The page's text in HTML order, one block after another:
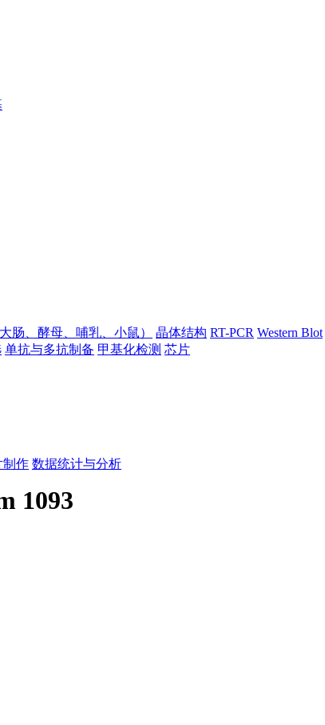
肠、酵母、哺乳、小鼠） 晶体结构 RT-PCR Western Blot
单抗与多抗制备 甲基化检测 芯片
制作 数据统计与分析
1093